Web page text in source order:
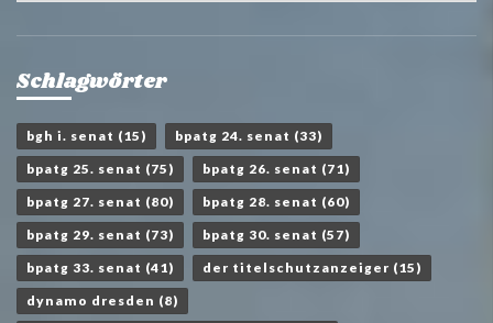
Schlagwörter
bgh i. senat (15) bpatg 24. senat (33)
bpatg 25. senat (75) bpatg 26. senat (71)
bpatg 27. senat (80) bpatg 28. senat (60)
bpatg 29. senat (73) bpatg 30. senat (57)
bpatg 33. senat (41) der titelschutzanzeiger (15)
dynamo dresden (8)